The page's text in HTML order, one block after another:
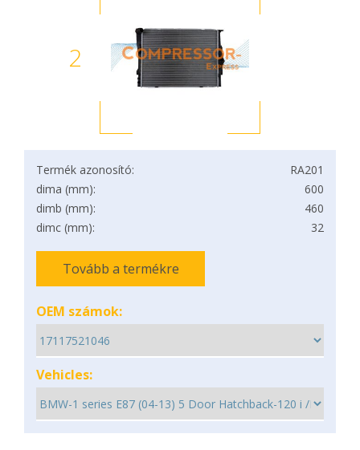
2
Termék azonosító:
RA201
dima (mm):
600
dimb (mm):
460
dimc (mm):
32
Tovább a termékre
OEM számok:
Vehicles: